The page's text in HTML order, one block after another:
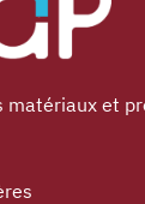
matériaux et